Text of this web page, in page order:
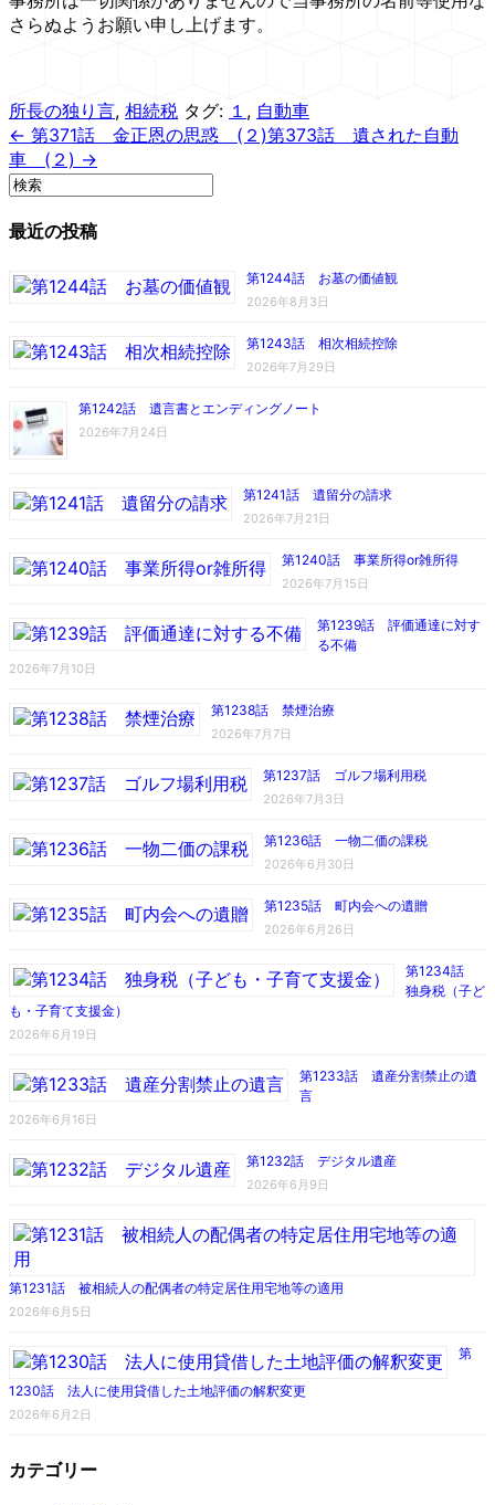
さらぬようお願い申し上げます。
所長の独り言, 相続税 タグ: １ , 自動車
← 第371話 金正恩の思惑 (２)第373話 遺された自動
車 (２) →
最近の投稿
第1244話 お墓の価値観
2026年8月3日
第1243話 相次相続控除
2026年7月29日
第1242話 遺言書とエンディングノート
2026年7月24日
第1241話 遺留分の請求
2026年7月21日
第1240話 事業所得or雑所得
2026年7月15日
第1239話 評価通達に対す
る不備
2026年7月10日
第1238話 禁煙治療
2026年7月7日
第1237話 ゴルフ場利用税
2026年7月3日
第1236話 一物二価の課税
2026年6月30日
第1235話 町内会への遺贈
2026年6月26日
第1234話
独身税（子ど
も・子育て支援金）
2026年6月19日
第1233話 遺産分割禁止の遺
言
2026年6月16日
第1232話 デジタル遺産
2026年6月9日
第1231話 被相続人の配偶者の特定居住用宅地等の適用
2026年6月5日
第
1230話 法人に使用貸借した土地評価の解釈変更
2026年6月2日
カテゴリー